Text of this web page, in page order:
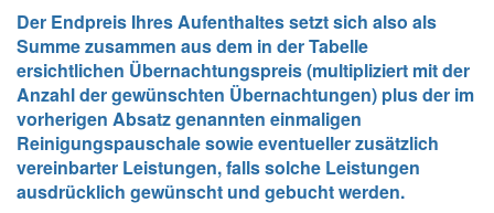
Der Endpreis Ihres Aufenthaltes setzt sich also als
Summe zusammen aus dem in der Tabelle
ersichtlichen Übernachtungspreis (multipliziert mit der
Anzahl der gewünschten Übernachtungen) plus der im
vorherigen Absatz genannten einmaligen
Reinigungspauschale sowie eventueller zusätzlich
vereinbarter Leistungen, falls solche Leistungen
ausdrücklich gewünscht und gebucht werden.